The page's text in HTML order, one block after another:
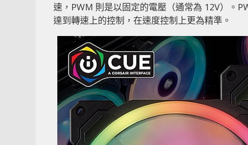
速，PWM 則是以固定的電壓（通常為 12V）。
達到轉速上的控制，在速度控制上更為精準。